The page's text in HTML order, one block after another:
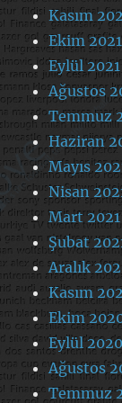
Kasım
Ekim 2021
Eylül 2021
Ağustos
Temmuz
Haziran
Mayıs
Nisan
Mart 2021
Şubat
Aralık
Kasım
Ekim
Eylül 2020
Ağustos
Temmuz